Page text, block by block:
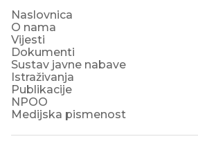
Naslovnica
O nama
Vijesti
Dokumenti
Sustav javne nabave
Istraživanja
Publikacije
NPOO
Medijska pismenost